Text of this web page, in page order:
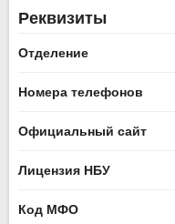
Реквизиты
Отделение
Номера телефонов
Официальный сайт
Лицензия НБУ
Код МФО